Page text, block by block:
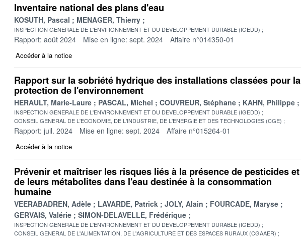
Inventaire national des plans d'eau
KOSUTH, Pascal MENAGER, Thierry
INSPECTION GENERALE DE L'ENVIRONNEMENT ET DU DEVELOPPEMENT DURABLE (IGEDD)
Rapport: août 2024 Mise en ligne: sept. 2024 Affaire n°014350-01
Accéder à la notice
Rapport sur la sobriété hydrique des installations classées pour la
protection de l'environnement
HERAULT, Marie-Laure PASCAL, Michel COUVREUR, Stéphane KAHN, Philippe
INSPECTION GENERALE DE L'ENVIRONNEMENT ET DU DEVELOPPEMENT DURABLE (IGEDD)
CONSEIL GENERAL DE L'ECONOMIE, DE L'INDUSTRIE, DE L'ENERGIE ET DES TECHNOLOGIES (CGE)
Rapport: juil. 2024 Mise en ligne: sept. 2024 Affaire n°015264-01
Accéder à la notice
Prévenir et maîtriser les risques liés à la présence de pesticides et
de leurs métabolites dans l'eau destinée à la consommation
humaine
VEERABADREN, Adèle LAVARDE, Patrick JOLY, Alain
FOURCADE, Maryse
GERVAIS, Valérie
SIMON-DELAVELLE, Frédérique
INSPECTION GENERALE DE L'ENVIRONNEMENT ET DU DEVELOPPEMENT DURABLE (IGEDD)
CONSEIL GENERAL DE L'ALIMENTATION, DE L'AGRICULTURE ET DES ESPACES RURAUX (CGAAER)